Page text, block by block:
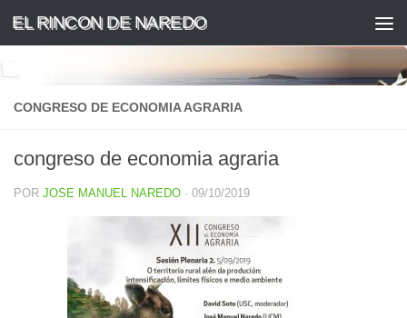
Saltar al contenido
EL RINCON DE NAREDO
CONGRESO DE ECONOMIA AGRARIA
congreso de economia agraria
POR JOSE MANUEL NAREDO · 09/10/2019